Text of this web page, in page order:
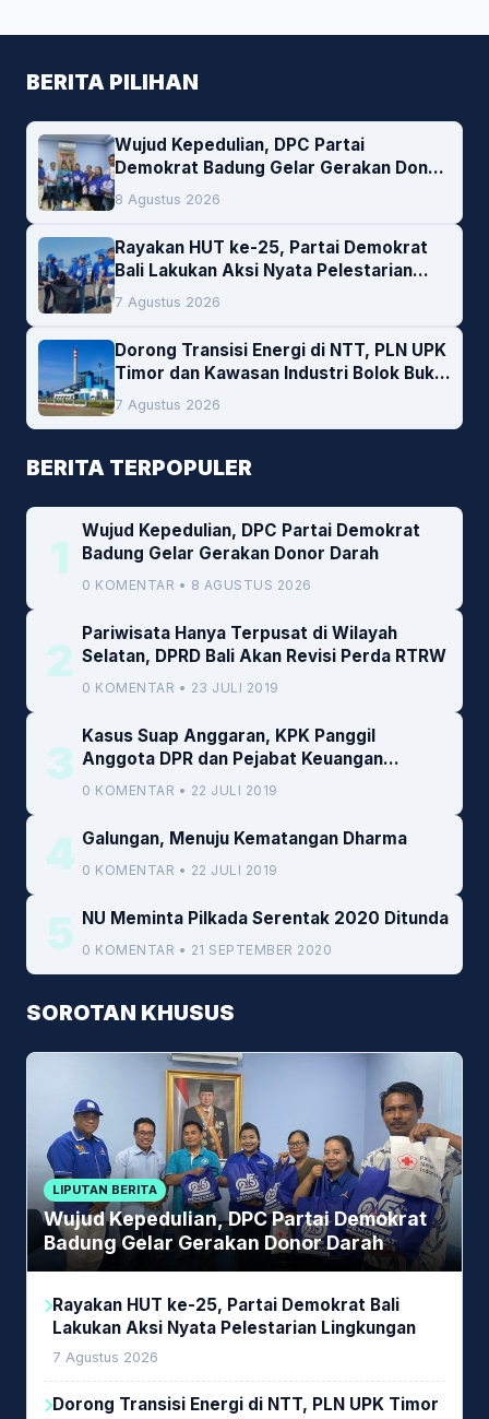
BERITA PILIHAN
Wujud Kepedulian, DPC Partai
Demokrat Badung Gelar Gerakan Donor
Darah
8 Agustus 2026
Rayakan HUT ke-25, Partai Demokrat
Bali Lakukan Aksi Nyata Pelestarian
Lingkungan
7 Agustus 2026
Dorong Transisi Energi di NTT, PLN UPK
Timor dan Kawasan Industri Bolok Buka
Peluang Investasi Woodchip untuk
Cofiring PLTU Bolok
7 Agustus 2026
BERITA TERPOPULER
1
Wujud Kepedulian, DPC Partai Demokrat
Badung Gelar Gerakan Donor Darah
0 KOMENTAR • 8 AGUSTUS 2026
2
Pariwisata Hanya Terpusat di Wilayah
Selatan, DPRD Bali Akan Revisi Perda RTRW
0 KOMENTAR • 23 JULI 2019
3
Kasus Suap Anggaran, KPK Panggil
Anggota DPR dan Pejabat Keuangan
Kemenkeu
0 KOMENTAR • 22 JULI 2019
4 Galungan, Menuju Kematangan Dharma
0 KOMENTAR • 22 JULI 2019
5 NU Meminta Pilkada Serentak 2020 Ditunda
0 KOMENTAR • 21 SEPTEMBER 2020
SOROTAN KHUSUS
LIPUTAN BERITA
Wujud Kepedulian, DPC Partai Demokrat
Badung Gelar Gerakan Donor Darah
Rayakan HUT ke-25, Partai Demokrat Bali
Lakukan Aksi Nyata Pelestarian Lingkungan
7 Agustus 2026
Dorong Transisi Energi di NTT, PLN UPK Timor